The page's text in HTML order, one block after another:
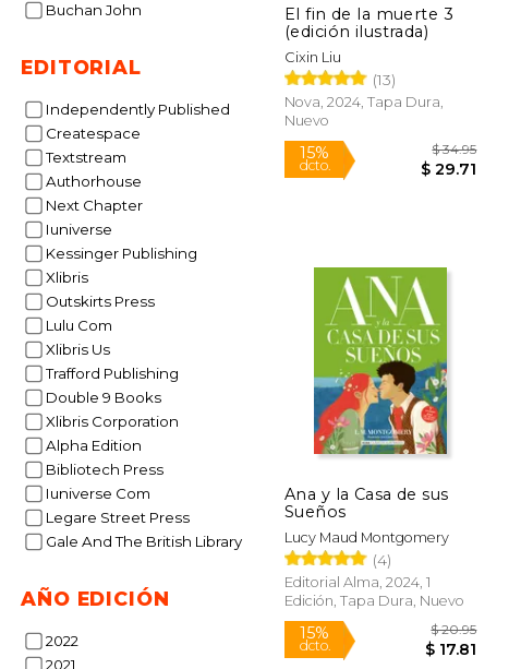
Buchan John
EDITORIAL
Independently Published
Createspace
Textstream
Authorhouse
Next Chapter
Iuniverse
Kessinger Publishing
Xlibris
Outskirts Press
Lulu Com
Xlibris Us
Trafford Publishing
Double 9 Books
Xlibris Corporation
Alpha Edition
Bibliotech Press
Iuniverse Com
Legare Street Press
Gale And The British Library
AÑO EDICIÓN
2022
2021
El fin de la muerte 3
(edición ilustrada)
Cixin Liu
(13)
Nova, 2024, Tapa Dura,
Nuevo
15%
dcto.
Ana y la Casa de sus
Sueños
Lucy Maud Montgomery
(4)
Editorial Alma, 2024, 1
Edición, Tapa Dura, Nuevo